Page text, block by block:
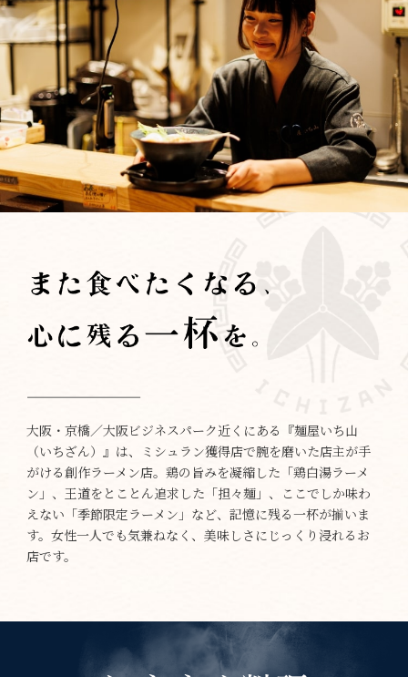
大阪・京橋／大阪ビジネスパーク近くにある『麺屋いち山
（いちざん）』は、ミシュラン獲得店で腕を磨いた店主が手
がける創作ラーメン店。鶏の旨みを凝縮した「鶏白湯ラーメ
ン」、王道をとことん追求した「担々麺」、ここでしか味わ
えない「季節限定ラーメン」など、記憶に残る一杯が揃いま
す。女性一人でも気兼ねなく、美味しさにじっくり浸れるお
店です。